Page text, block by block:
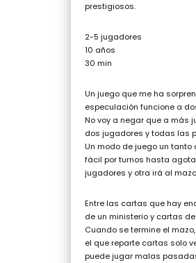
prestigiosos.
2-5 jugadores
10 años
30 min
Un juego que me ha
especulación funcione a
No voy a negar que a más
dos jugadores y todas las
Un modo de juego un
fácil por turnos hasta
jugadores y otra irá al
Entre las cartas que hay
de un ministerio y cartas
Cuando se termine el
el que reparte cartas solo
puede jugar malas